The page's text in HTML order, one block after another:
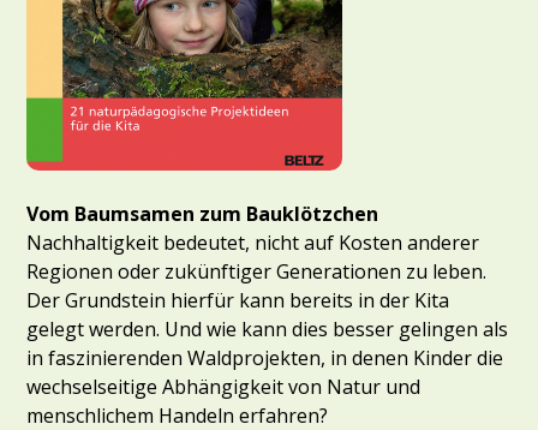
Vom Baumsamen zum Bauklötzchen
Nachhaltigkeit bedeutet, nicht auf Kosten anderer
Regionen oder zukünftiger Generationen zu leben.
Der Grundstein hierfür kann bereits in der Kita
gelegt werden. Und wie kann dies besser gelingen als
in faszinierenden Waldprojekten, in denen Kinder die
wechselseitige Abhängigkeit von Natur und
menschlichem Handeln erfahren?